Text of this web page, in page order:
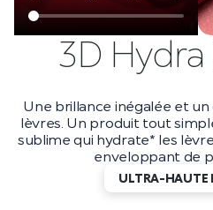
3D
Une brillance inégalée et
lèvres. Un produit tout
sublime qui hydrate* les
enveloppant de
ULTRA-HAUTE